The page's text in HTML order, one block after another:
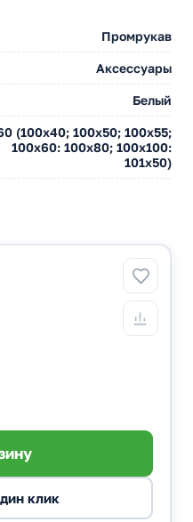
Промрукав
Аксессуары
Белый
(100х40; 100х50; 100х55;
100х60: 100х80; 100х100:
101х50)